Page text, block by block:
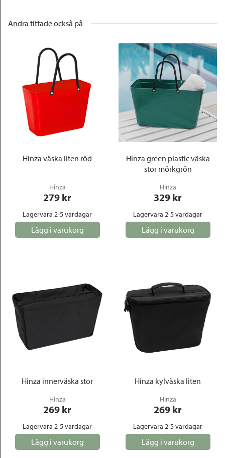
Andra tittade också på
Hinza väska liten röd
Hinza
279 kr
Lagervara 2-5 vardagar
Lägg i varukorg
Hinza green plastic väska
stor mörkgrön
Hinza
329 kr
Lagervara 2-5 vardagar
Lägg i varukorg
Hinza innerväska stor
Hinza
269 kr
Lagervara 2-5 vardagar
Lägg i varukorg
Hinza kylväska liten
Hinza
269 kr
Lagervara 2-5 vardagar
Lägg i varukorg